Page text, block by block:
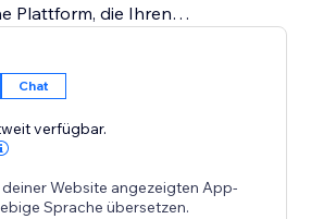
Plattform, die Ihren
Chat
verfügbar.
Website angezeigten App-
Sprache übersetzen.